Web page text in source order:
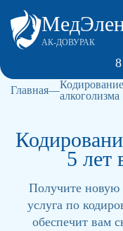
АК-ДОВУРАК
Главная
алкоголизма
5 лет
Получите новую
услуга по
обеспечит вам